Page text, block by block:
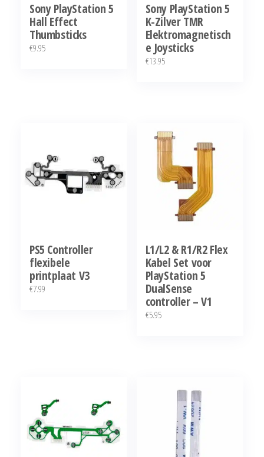
Sony PlayStation 5
Hall Effect
Thumbsticks
€9.95
Sony PlayStation 5
K-Zilver TMR
Elektromagnetisch
e Joysticks
€13.95
PS5 Controller
flexibele
printplaat V3
€7.99
L1/L2 & R1/R2 Flex
Kabel Set voor
PlayStation 5
DualSense
controller – V1
€5.95